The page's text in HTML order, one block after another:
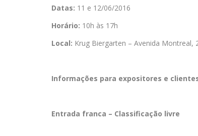
Datas: 11 e 12/06/2016
Horário: 10h às 17h
Local: Krug Biergarten – Avenida Montreal,
Informações para expositores e
Entrada franca – Classificação livre